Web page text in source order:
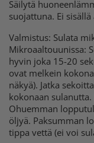
Säilytä
suojattuna. Ei
Valmistus: Sulata
Mikroaaltouunissa:
hyvin joka 15-20
ovat melkein
näkyä). Jatka
kokonaan
Ohuemman
öljyä. Paksumman
tippa vettä (ei voi